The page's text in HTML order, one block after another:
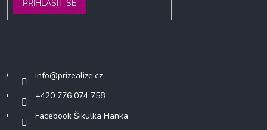
PŘIHLÁSIT SE
info@prizealize.cz
+420 776 074 758
Facebook Šikulka Hanka